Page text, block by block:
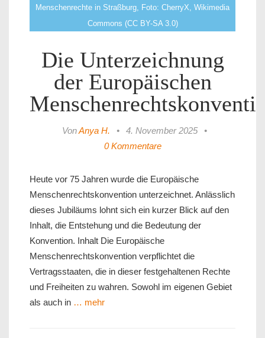
Menschenrechte in Straßburg, Foto: CherryX, Wikimedia
Commons (CC BY-SA 3.0)
Die Unterzeichnung
der Europäischen
VonAnya H. • 4. November 2025
•
0 Kommentare
Heute vor 75 Jahren wurde die Europäische
Menschenrechtskonvention unterzeichnet. Anlässlich
dieses Jubiläums lohnt sich ein kurzer Blick auf den
Inhalt, die Entstehung und die Bedeutung der
Konvention. Inhalt Die Europäische
Menschenrechtskonvention verpflichtet die
Vertragsstaaten, die in dieser festgehaltenen Rechte
und Freiheiten zu wahren. Sowohl im eigenen Gebiet
als auch in … mehr